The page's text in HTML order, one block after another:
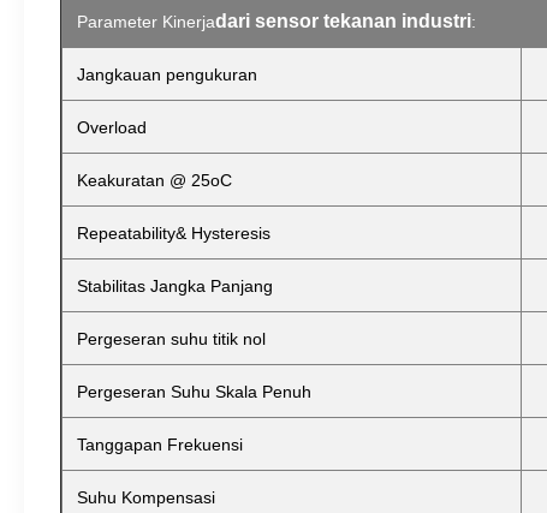
Parameter Kinerjadari sensor tekanan industri:
Jangkauan pengukuran
Overload
Keakuratan @ 25oC
Repeatability& Hysteresis
Stabilitas Jangka Panjang
Pergeseran suhu titik nol
Pergeseran Suhu Skala Penuh
Tanggapan Frekuensi
Suhu Kompensasi